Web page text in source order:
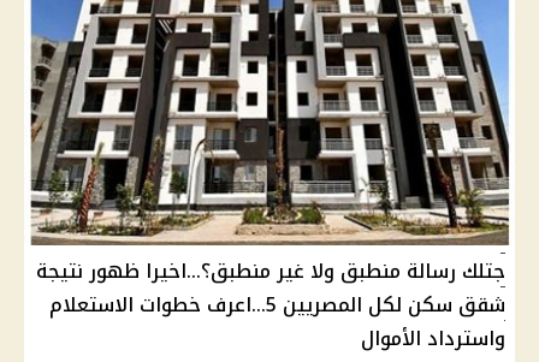
جتلك رسالة منطبق ولا غير منطبق؟...اخيرا ظهور نتيجة
شقق سكن لكل المصريين 5...اعرف خطوات الاستعلام
واسترداد الأموال